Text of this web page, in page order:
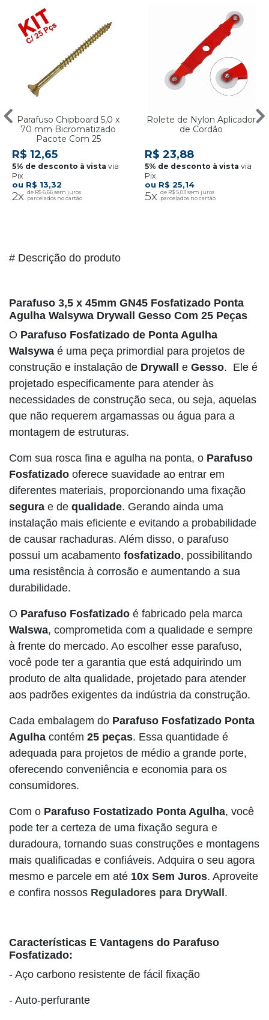
Parafuso Chipboard 5,0 x
70 mm Bicromatizado
Pacote Com 25
R$ 13,32
2x R$ 6,66
R$ 12,65
via
Pix
Rolete de Nylon Aplicador
de Cordão
R$ 25,14
5x R$ 5,03
R$ 23,88
via
Pix
# Descrição do produto
Parafuso 3,5 x 45mm GN45 Fosfatizado Ponta
Agulha Walsywa Drywall Gesso Com 25 Peças
O Parafuso Fosfatizado de Ponta Agulha
Walsywa é uma peça primordial para projetos de
construção e instalação de Drywall e Gesso. Ele é
projetado especificamente para atender às
necessidades de construção seca, ou seja, aquelas
que não requerem argamassas ou água para a
montagem de estruturas.
Com sua rosca fina e agulha na ponta, o Parafuso
Fosfatizado oferece suavidade ao entrar em
diferentes materiais, proporcionando uma fixação
segura e de qualidade. Gerando ainda uma
instalação mais eficiente e evitando a probabilidade
de causar rachaduras. Além disso, o parafuso
possui um acabamento fosfatizado, possibilitando
uma resistência à corrosão e aumentando a sua
durabilidade.
O Parafuso Fosfatizado é fabricado pela marca
Walswa, comprometida com a qualidade e sempre
à frente do mercado. Ao escolher esse parafuso,
você pode ter a garantia que está adquirindo um
produto de alta qualidade, projetado para atender
aos padrões exigentes da indústria da construção.
Cada embalagem do Parafuso Fosfatizado Ponta
Agulha contém 25 peças. Essa quantidade é
adequada para projetos de médio a grande porte,
oferecendo conveniência e economia para os
consumidores.
Com o Parafuso Fostatizado Ponta Agulha, você
pode ter a certeza de uma fixação segura e
duradoura, tornando suas construções e montagens
mais qualificadas e confiáveis. Adquira o seu agora
mesmo e parcele em até 10x Sem Juros. Aproveite
e confira nossos Reguladores para DryWall.
Características E Vantagens do Parafuso
Fosfatizado:
- Aço carbono resistente de fácil fixação
- Auto-perfurante